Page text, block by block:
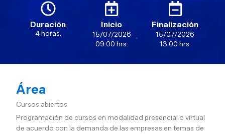
Duración
4 horas.
Inicio
15/07/2026
09:00 hrs.
Finalización
15/07/2026
13:00 hrs.
Área
Cursos abiertos
Programación de cursos en modalidad presencial o virtual
de acuerdo con la demanda de las empresas en temas de